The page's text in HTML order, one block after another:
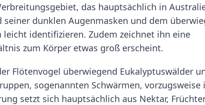
das hauptsächlich in
dunklen Augenmasken und dem
identifizieren. Zudem zeichnet ihn eine
zum Körper etwas groß erscheint.
Flötenvogel überwiegend Eukalyptuswälder
sogenannten Schwärmen, vorzugsweise
setzt sich hauptsächlich aus Nektar,